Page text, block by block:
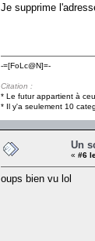
Je supprime
-=[FoLc@N]=-
Citation :
* Le futur appartient à
* Il y'a seulement 10
Un
« #6
oups bien vu lol